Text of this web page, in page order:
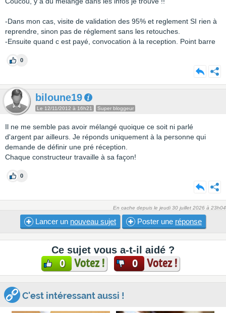
-Dans mon cas, visite de validation des 95% et reglement SI rien à
reprendre, sinon pas de réglement sans les retouches.
-Ensuite quand c est payé, convocation à la reception. Point barre
0
biloune19
Le 12/11/2012 à 16h21 Super bloggeur
Il ne me semble pas avoir mélangé quoique ce soit ni parlé
d'argent par ailleurs. Je réponds uniquement à la personne qui
demande de définir une pré réception.
Chaque constructeur travaille à sa façon!
0
En cache depuis le jeudi 30 juillet 2026 à 23h04
Lancer un nouveau sujet Poster une réponse
Ce sujet vous a-t-il aidé ?
0 Votez ! 0 Votez !
C'est intéressant aussi !